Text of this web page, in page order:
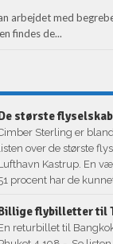
arbejdet med
findes de...
største
Sterling er
listen over de største
Kastrup. En
procent har de
flybilletter til
returbillet til